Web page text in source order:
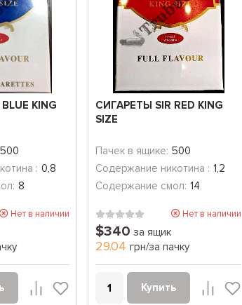
KING
500
: 0,8
8
Нет в наличии
СИГАРЕТЫ SIR RED KING
SIZE
Пачек в ящике: 500
Содержание никотина : 1,2
Содержание смол: 14
Нет в наличии
$340 за ящик
29.04 грн/за пачку
Купить